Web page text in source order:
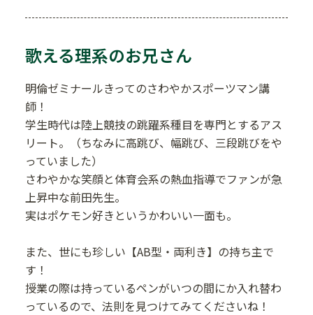
歌える理系のお兄さん
明倫ゼミナールきってのさわやかスポーツマン講
師！
学生時代は陸上競技の跳躍系種目を専門とするアス
リート。（ちなみに高跳び、幅跳び、三段跳びをや
っていました）
さわやかな笑顔と体育会系の熱血指導でファンが急
上昇中な前田先生。
実はポケモン好きというかわいい一面も。
また、世にも珍しい【AB型・両利き】の持ち主で
す！
授業の際は持っているペンがいつの間にか入れ替わ
っているので、法則を見つけてみてくださいね！